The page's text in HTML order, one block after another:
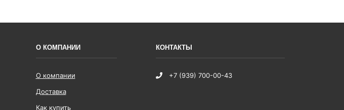
О КОМПАНИИ
О компании
Доставка
Как купить
КОНТАКТЫ
+7 (939) 700-00-43